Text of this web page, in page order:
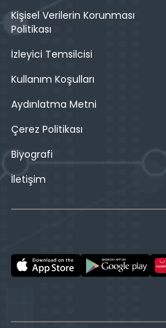
Kişisel Verilerin Korunması
Politikası
İzleyici Temsilcisi
Kullanım Koşulları
Aydınlatma Metni
Çerez Politikası
Biyografi
İletişim